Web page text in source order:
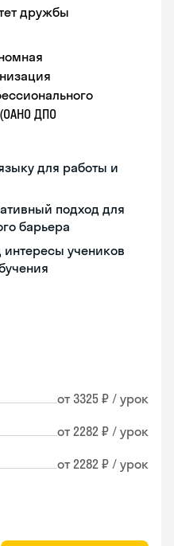
дружбы
ДПО
для работы и
подход для
барьера
интересы учеников
от 3325 ₽ / урок
от 2282 ₽ / урок
от 2282 ₽ / урок